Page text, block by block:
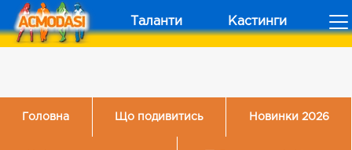
Таланти Кастинги
Головна Що подивитись Новинки 2026